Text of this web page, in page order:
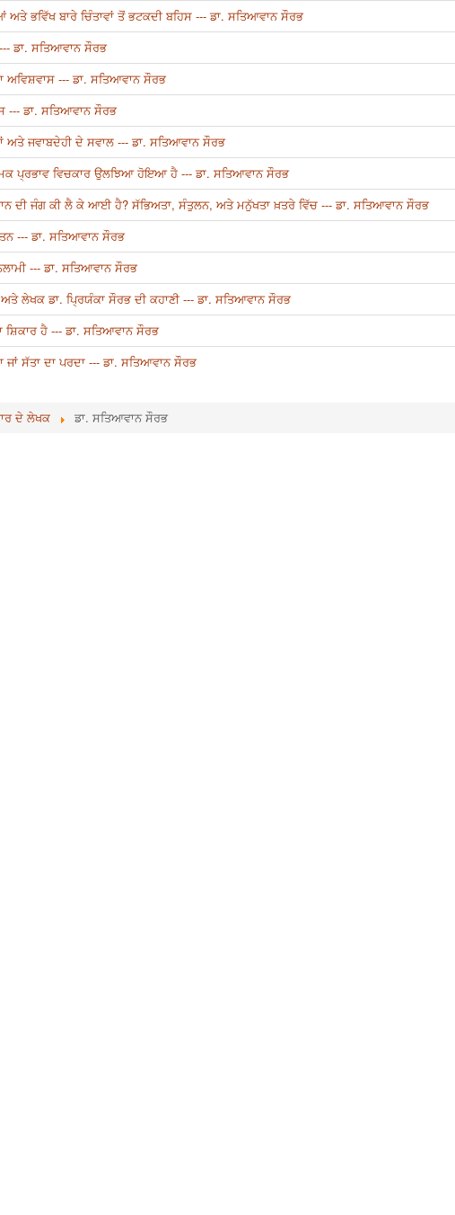
ਭਵਿੱਖ ਬਾਰੇ ਚਿੰਤਾਵਾਂ ਤੋਂ ਭਟਕਦੀ ਬਹਿਸ --- ਡਾ. ਸਤਿਆਵਾਨ ਸੌਰਭ
ਡਾ. ਸਤਿਆਵਾਨ ਸੌਰਭ
ਅਵਿਸ਼ਵਾਸ --- ਡਾ. ਸਤਿਆਵਾਨ ਸੌਰਭ
--- ਡਾ. ਸਤਿਆਵਾਨ ਸੌਰਭ
ਜਵਾਬਦੇਹੀ ਦੇ ਸਵਾਲ --- ਡਾ. ਸਤਿਆਵਾਨ ਸੌਰਭ
ਪ੍ਰਭਾਵ ਵਿਚਕਾਰ ਉਲਝਿਆ ਹੋਇਆ ਹੈ --- ਡਾ. ਸਤਿਆਵਾਨ ਸੌਰਭ
ਦੀ ਜੰਗ ਕੀ ਲੈ ਕੇ ਆਈ ਹੈ? ਸੱਭਿਅਤਾ, ਸੰਤੁਲਨ, ਅਤੇ ਮਨੁੱਖਤਾ ਖ਼ਤਰੇ ਵਿੱਚ --- ਡਾ. ਸਤਿਆਵਾਨ ਸੌਰਭ
--- ਡਾ. ਸਤਿਆਵਾਨ ਸੌਰਭ
--- ਡਾ. ਸਤਿਆਵਾਨ ਸੌਰਭ
ਲੇਖਕ ਡਾ. ਪ੍ਰਿਯੰਕਾ ਸੌਰਭ ਦੀ ਕਹਾਣੀ --- ਡਾ. ਸਤਿਆਵਾਨ ਸੌਰਭ
ਹੈ --- ਡਾ. ਸਤਿਆਵਾਨ ਸੌਰਭ
ਸੱਤਾ ਦਾ ਪਰਦਾ --- ਡਾ. ਸਤਿਆਵਾਨ ਸੌਰਭ
ਦੇ ਲੇਖਕ ਡਾ. ਸਤਿਆਵਾਨ ਸੌਰਭ